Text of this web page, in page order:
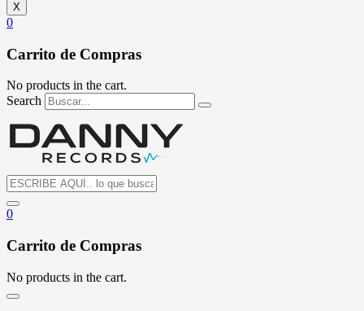
X
0
Carrito de Compras
No products in the cart.
Search
0
Carrito de Compras
No products in the cart.